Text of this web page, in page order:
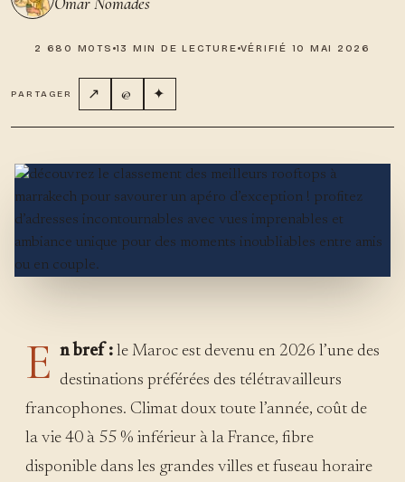
2 680 MOTS 13 MIN DE LECTURE VÉRIFIÉ 10 MAI 2026
PARTAGER ↗ @ ✦
E n bref : le Maroc est devenu en 2026 l’une des
destinations préférées des télétravailleurs
francophones. Climat doux toute l’année, coût de
la vie 40 à 55 % inférieur à la France, fibre
disponible dans les grandes villes et fuseau horaire